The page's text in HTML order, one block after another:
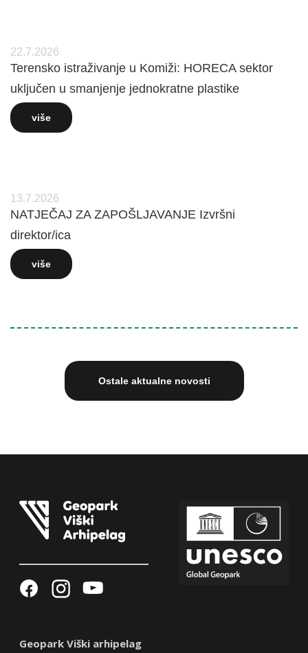
22.7.2026
Terensko istraživanje u Komiži: HORECA sektor
uključen u smanjenje jednokratne plastike
više
13.7.2026
NATJEČAJ ZA ZAPOŠLJAVANJE Izvršni
direktor/ica
više
Ostale aktualne novosti
Geopark Viški arhipelag